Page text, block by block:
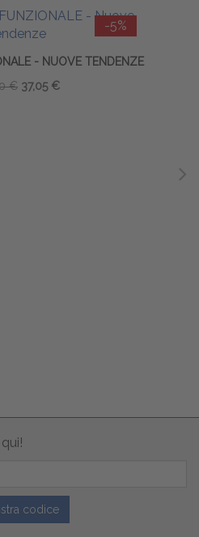
-5%
- NUOVE TENDENZE
€ 37,05 €
codice